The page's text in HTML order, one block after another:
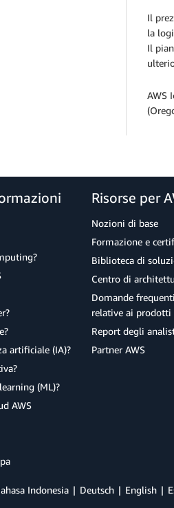
Il
la
Il
AWS
artificiale (IA)?
(ML)?
AWS
Risorse per
Nozioni di base
Formazione e
Biblioteca di
Centro di
Domande
relative ai prodotti
Report degli
Partner AWS
Indonesia Deutsch English